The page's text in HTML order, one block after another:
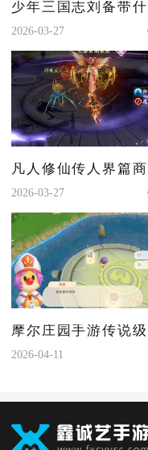
2026-03-27
2026-03-27
2026-04-11